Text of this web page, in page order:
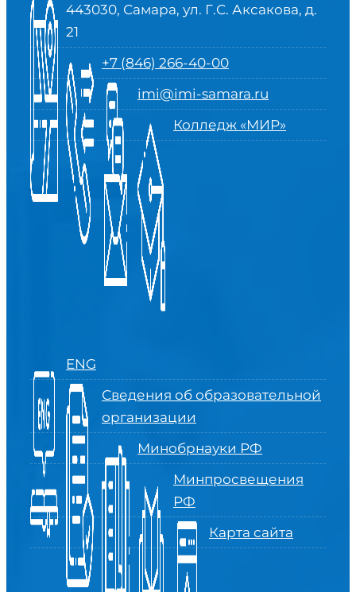
443030, Самара, ул. Г.С. Аксакова, д.
21
+7 (846) 266-40-00
imi@imi-samara.ru
Колледж «МИР»
ENG
Сведения об образовательной
организации
Минобрнауки РФ
Минпросвещения
РФ
Карта сайта